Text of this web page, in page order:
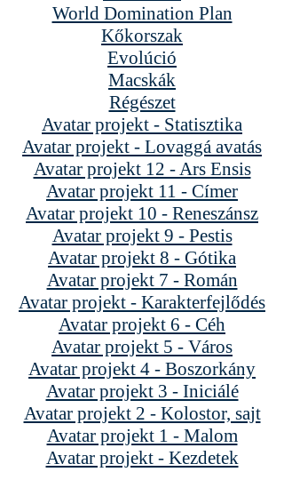
World Domination Plan
Kőkorszak
Evolúció
Macskák
Régészet
Avatar projekt - Statisztika
Avatar projekt - Lovaggá avatás
Avatar projekt 12 - Ars Ensis
Avatar projekt 11 - Címer
Avatar projekt 10 - Reneszánsz
Avatar projekt 9 - Pestis
Avatar projekt 8 - Gótika
Avatar projekt 7 - Román
Avatar projekt - Karakterfejlődés
Avatar projekt 6 - Céh
Avatar projekt 5 - Város
Avatar projekt 4 - Boszorkány
Avatar projekt 3 - Iniciálé
Avatar projekt 2 - Kolostor, sajt
Avatar projekt 1 - Malom
Avatar projekt - Kezdetek